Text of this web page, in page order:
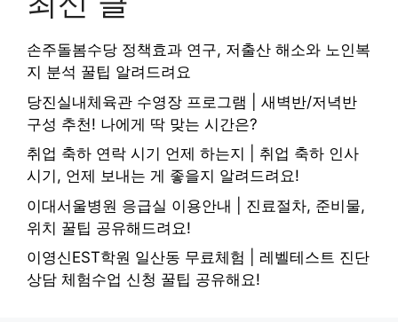
손주돌봄수당 정책효과 연구, 저출산 해소와 노인복
지 분석 꿀팁 알려드려요
당진실내체육관 수영장 프로그램 | 새벽반/저녁반
구성 추천! 나에게 딱 맞는 시간은?
취업 축하 연락 시기 언제 하는지 | 취업 축하 인사
시기, 언제 보내는 게 좋을지 알려드려요!
이대서울병원 응급실 이용안내 | 진료절차, 준비물,
위치 꿀팁 공유해드려요!
이영신EST학원 일산동 무료체험 | 레벨테스트 진단
상담 체험수업 신청 꿀팁 공유해요!